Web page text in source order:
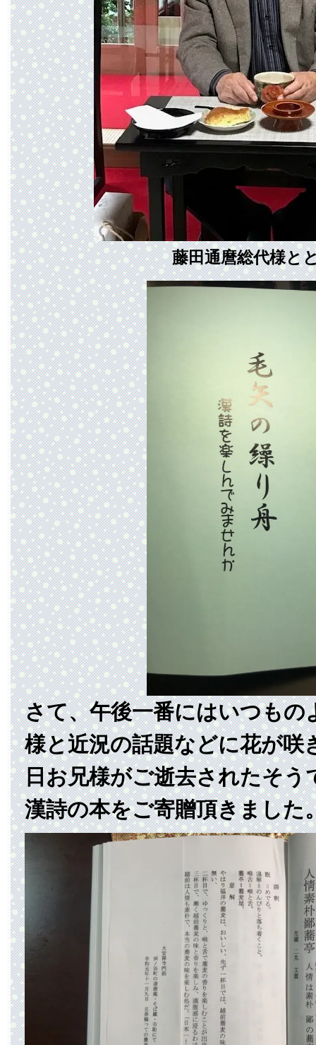
藤田通麿総代様と
さて、午後一番にはいつもの
様と近況の話題などに花が咲
日お兄様がご逝去されたそう
漢詩の本をご寄贈頂きました